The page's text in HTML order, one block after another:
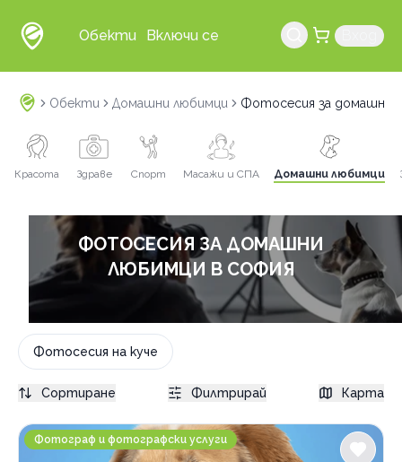
Обекти Включи се
Обекти Домашни любимци Фотосесия за домашни
Красота Здраве Спорт Масажи и СПА Домашни любимци
ФОТОСЕСИЯ ЗА ДОМАШНИ
ЛЮБИМЦИ В СОФИЯ
Фотосесия на куче
Best Friends Photo Studio
Фотограф и фотографски услуги
Сортиране Филтрирай Карта
София